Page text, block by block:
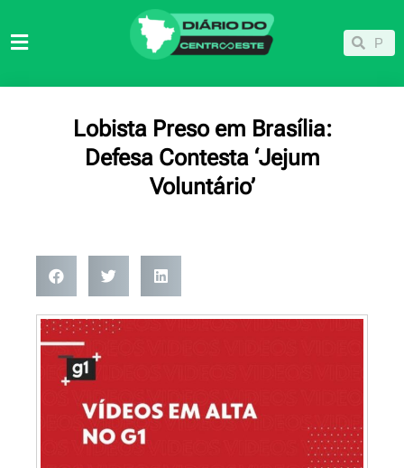
para
Pesquisar
Lobista Preso em Brasília:
Defesa Contesta ‘Jejum
Voluntário’